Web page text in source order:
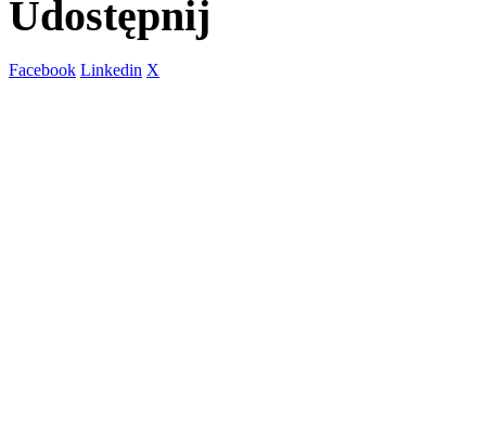
Udostępnij
Facebook Linkedin X